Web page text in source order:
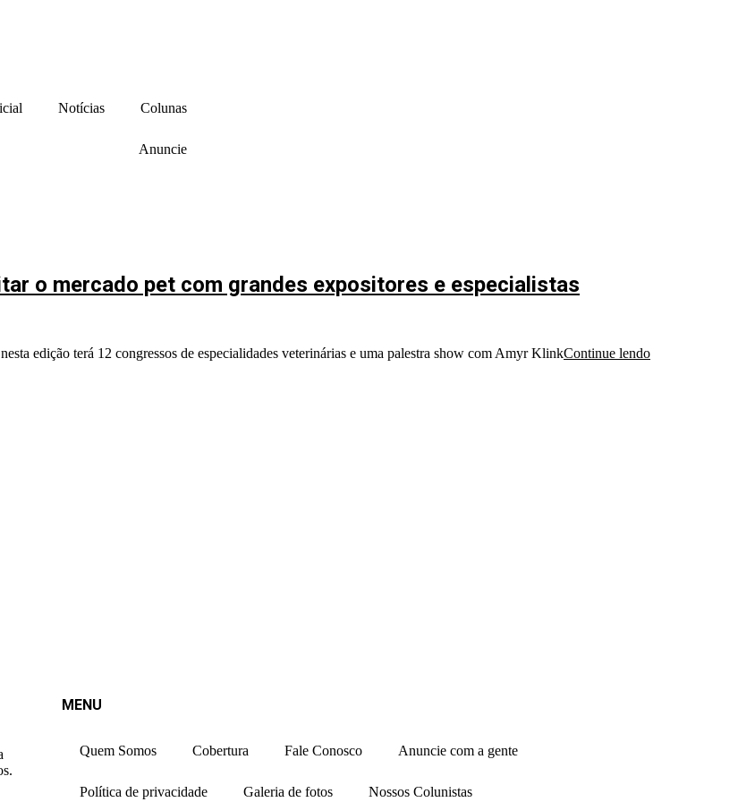
Notícias Colunas
Anuncie
o mercado pet com grandes expositores e especialistas
edição terá 12 congressos de especialidades veterinárias e uma palestra show com Amyr KlinkContinue lendo
MENU
Quem Somos Cobertura Fale Conosco Anuncie com a gente
Política de privacidade Galeria de fotos Nossos Colunistas